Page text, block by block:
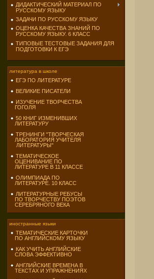
ДИДАКТИЧЕСКИЙ МАТЕРИАЛ ПО
РУССКОМУ ЯЗЫКУ
ЗАДАЧИ ПО РУССКОМУ ЯЗЫКУ
ОЦЕНКА КАЧЕСТВА ЗНАНИЙ ПО
РУССКОМУ ЯЗЫКУ. 6 КЛАСС
ТИПОВЫЕ ТЕСТОВЫЕ ЗАДАНИЯ ДЛЯ
ПОДГОТОВКИ К ЕГЭ
литература в школе
ЕГЭ ПО ЛИТЕРАТУРЕ
ВЕЛИКИЕ ПИСАТЕЛИ
ИЗУЧЕНИЕ ТВОРЧЕСТВА
ГОГОЛЯ
50 КНИГ ИЗМЕНИВШИХ
ЛИТЕРАТУРУ
ТРЕНИНГИ "ТВОРЧЕСКАЯ
ЛАБОРАТОРИЯ УЧИТЕЛЯ
ЛИТЕРАТУРЫ"
ТЕМАТИЧЕСКОЕ
ОЦЕНИВАНИЕ ПО
ЛИТЕРАТУРЕ В 11 КЛАССЕ
ОЛИМПИАДА ПО
ЛИТЕРАТУРЕ. 10 КЛАСС
ЛИТЕРАТУРНЫЕ РЕБУСЫ
ПО ТВОРЧЕСТВУ ПОЭТОВ
СЕРЕБРЯНОГО ВЕКА
иностранные языки
ТЕМАТИЧЕСКИЕ КАРТОЧКИ
ПО АНГЛИЙСКОМУ ЯЗЫКУ
КАК УЧИТЬ АНГЛИЙСКИЕ
СЛОВА ЭФФЕКТИВНО
АНГЛИЙСКИЕ ВРЕМЕНА В
ТЕКСТАХ И УПРАЖНЕНИЯХ